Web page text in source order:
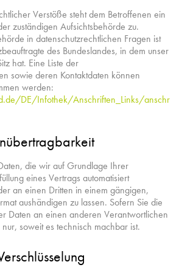
Verstöße steht dem Betroffenen ein
zuständigen Aufsichtsbehörde zu.
in datenschutzrechtlichen Fragen ist
des Bundeslandes, in dem unser
hat. Eine Liste der
sowie deren Kontaktdaten können
werden:
DE/Infothek/Anschriften_Links/
die wir auf Grundlage Ihrer
eines Vertrags automatisiert
an einen Dritten in einem gängigen,
aushändigen zu lassen. Sofern Sie die
Daten an einen anderen Verantwortlichen
soweit es technisch machbar ist.